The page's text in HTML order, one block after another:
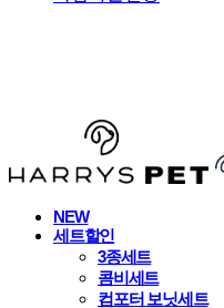
NEW
세트할인
3종세트
콤비세트
컴포터 보닛세트